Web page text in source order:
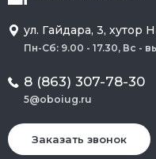
ул. Гайдара, 3,
Пн-Сб: 9.00 - 17.30, Вс -
8 (863) 307-78-30
5@oboiug.ru
Заказать звонок